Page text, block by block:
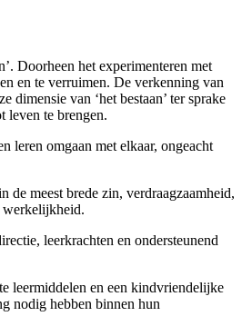
Doorheen het experimenteren met
en te verruimen. De verkenning van
van ‘het bestaan’ ter sprake
leven te brengen.
leren omgaan met elkaar, ongeacht
de meest brede zin, verdraagzaamheid,
werkelijkheid.
leerkrachten en ondersteunend
leermiddelen en een kindvriendelijke
nodig hebben binnen hun